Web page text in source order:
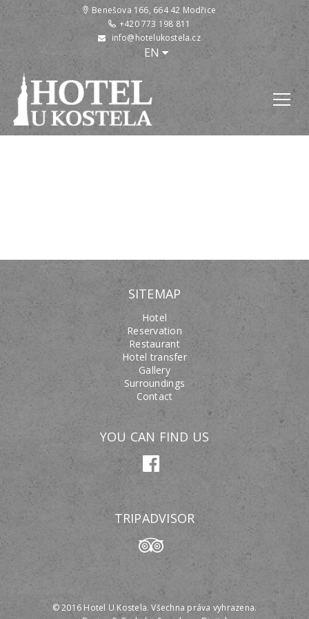
Benešova 166, 664 42 Modřice
+420 773 198 811
info@hotelukostela.cz
:EN
SITEMAP
Hotel
Reservation
Restaurant
Hotel transfer
Gallery
Surroundings
Contact
YOU CAN FIND US
TRIPADVISOR
© 2016 Hotel U Kostela. Všechna práva vyhrazena.